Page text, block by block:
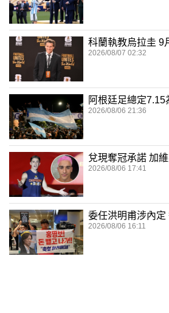
科蘭執教烏拉圭 9
2026/08/07 02:32
阿根廷足總定7.15
2026/08/06 21:36
兌現奪冠承諾 加
2026/08/06 17:41
委任洪明甫涉內定
2026/08/06 16:11